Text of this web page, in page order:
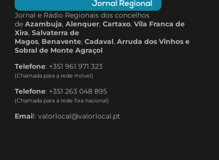
Jornal e Rádio Regionais dos concelhos
de Azambuja, Alenquer, Cartaxo, Vila Franca de
Xira, Salvaterra de
Magos, Benavente, Cadaval, Arruda dos Vinhos e
Sobral de Monte Agraçol
Telefone: +351 961 971 323
(Chamada para a rede móvel)
Telefone: +351 263 048 895
(Chamada para a rede fixa nacional)
Email: valorlocal@valorlocal.pt